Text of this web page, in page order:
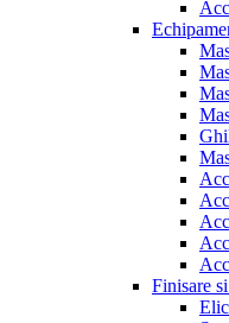
Finisare